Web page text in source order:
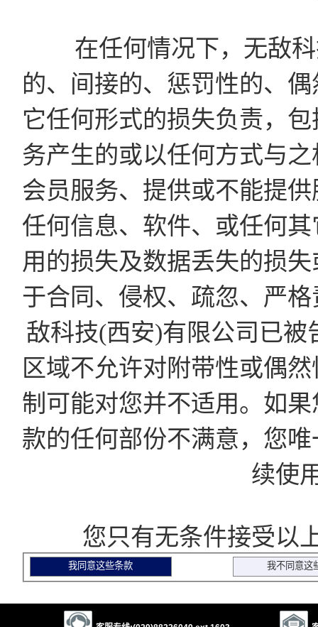
在任何情况下，无敌科
的、间接的、惩罚性的、
它任何形式的损失负责，
务产生的或以任何方式与
会员服务、提供或不能提
任何信息、软件、或任何
用的损失及数据丢失的损
于合同、侵权、疏忽、严
敌科技(西安)有限公司已
区域不允许对附带性或偶
制可能对您并不适用。如
款的任何部份不满意，您
续使
您只有无条件接受以上